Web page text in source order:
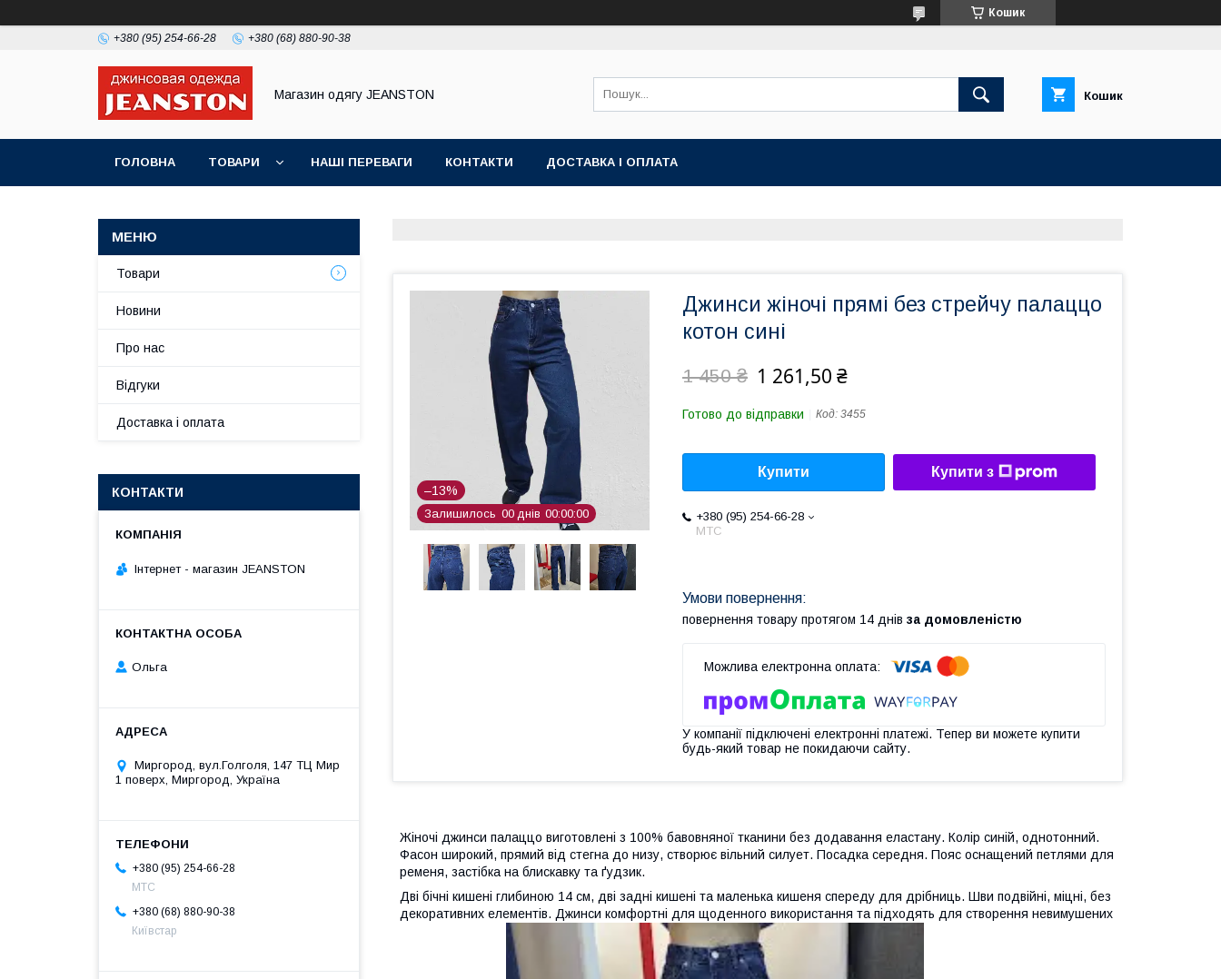
Кошик
+380 (95) 254-66-28 +380 (68) 880-90-38
Магазин одягу JEANSTON Кошик
ГОЛОВНА ТОВАРИ НАШІ ПЕРЕВАГИ КОНТАКТИ ДОСТАВКА І ОПЛАТА
–13%
Залишилось 00 днів 00 00 00
Джинси жіночі прямі без стрейчу палаццо
котон сині
1 450 ₴ 1 261,50 ₴
Готово до відправки Код: 3455
Купити Купити з
+380 (95) 254-66-28
МТС
повернення товару протягом 14 днів за домовленістю
У компанії підключені електронні платежі. Тепер ви можете купити
будь-який товар не покидаючи сайту.
Жіночі джинси палаццо виготовлені з 100% бавовняної тканини без додавання еластану. Колір синій, однотонний.
Фасон широкий, прямий від стегна до низу, створює вільний силует. Посадка середня. Пояс оснащений петлями для
ременя, застібка на блискавку та ґудзик.
Дві бічні кишені глибиною 14 см, дві задні кишені та маленька кишеня спереду для дрібниць. Шви подвійні, міцні, без
декоративних елементів. Джинси комфортні для щоденного використання та підходять для створення невимушених
Товари
Новини
Про нас
Відгуки
Доставка і оплата
КОНТАКТИ
Інтернет - магазин JEANSTON
Ольга
Миргород, вул.Голголя, 147 ТЦ Мир
1 поверх, Миргород, Україна
+380 (95) 254-66-28
МТС
+380 (68) 880-90-38
Київстар